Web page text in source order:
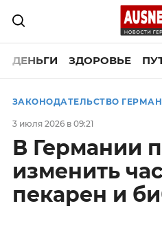
ДЕНЬГИ ЗДОРОВЬЕ
ЗАКОНОДАТЕЛЬСТВО
3 июля 2026 в 09:21
В Германии
изменить
пекарен и